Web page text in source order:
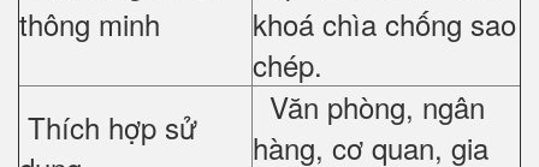
thông minh
khoá chìa chống sao
chép.
Thích hợp sử
Văn phòng, ngân
hàng, cơ quan, gia